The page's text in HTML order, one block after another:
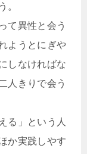
。
て異性と会う
ようとにぎや
しなければな
人きりで会う
る」という人
か実践しやす